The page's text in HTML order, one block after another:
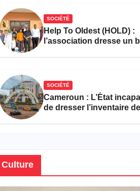
SOCIÉTÉ
Help To Oldest (HOLD) :
l’association dresse un
SOCIÉTÉ
Cameroun : L’État
de dresser l’inventaire de
Culture